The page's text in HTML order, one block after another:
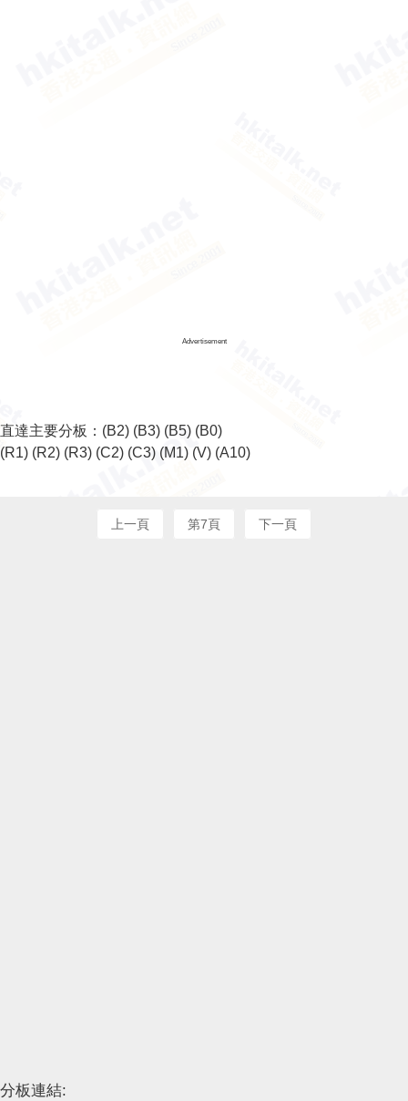
Advertisement
直達主要分板： (B2) (B3) (B5) (B0)
(R1) (R2) (R3) (C2) (C3) (M1) (V) (A10)
上一頁 第7頁 下一頁
分板連結: